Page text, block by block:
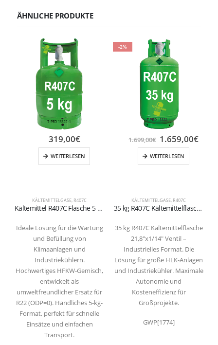
ÄHNLICHE PRODUKTE
KÄLTEMITTELGASE, R407C
Kältemittel R407C Flasche 5 kg – Hohe Effizienz & Zuverlässigkeit.
Ideale Lösung für die Wartung
und Befüllung von
Klimaanlagen und
Industriekühlern.
Hochwertiges HFKW-Gemisch,
entwickelt als
umweltfreundlicher Ersatz für
R22 (ODP=0). Handliches 5-kg-
Format, perfekt für schnelle
Einsätze und einfachen
Transport.
319,00€
WEITERLESEN
-2%
KÄLTEMITTELGASE, R407C
35 kg R407C Kältemittelflasche 21,8″x1/14″ Ventil– Industrielles Format.
35 kg R407C Kältemittelflasche
21,8″x1/14″ Ventil –
Industrielles Format. Die
Lösung für große HLK-Anlagen
und Industriekühler. Maximale
Autonomie und
Kosteneffizienz für
Großprojekte.
GWP[1774]
1.699,00€ 1.659,00€
WEITERLESEN